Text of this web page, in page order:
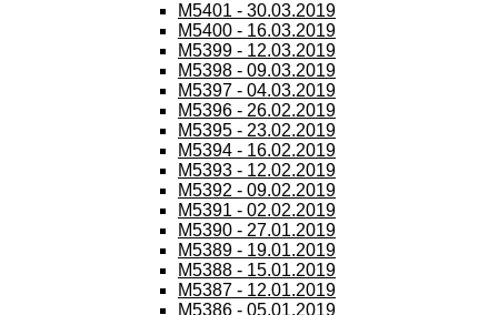
M5401 - 30.03.2019
M5400 - 16.03.2019
M5399 - 12.03.2019
M5398 - 09.03.2019
M5397 - 04.03.2019
M5396 - 26.02.2019
M5395 - 23.02.2019
M5394 - 16.02.2019
M5393 - 12.02.2019
M5392 - 09.02.2019
M5391 - 02.02.2019
M5390 - 27.01.2019
M5389 - 19.01.2019
M5388 - 15.01.2019
M5387 - 12.01.2019
M5386 - 05.01.2019